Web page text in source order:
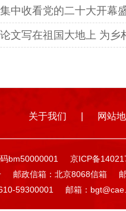
中收看党的二十大开幕
文写在祖国大地上 为乡
关于我们 网站
bm50000001
京ICP备
邮政信箱：北京8068信箱
59300001 邮箱：